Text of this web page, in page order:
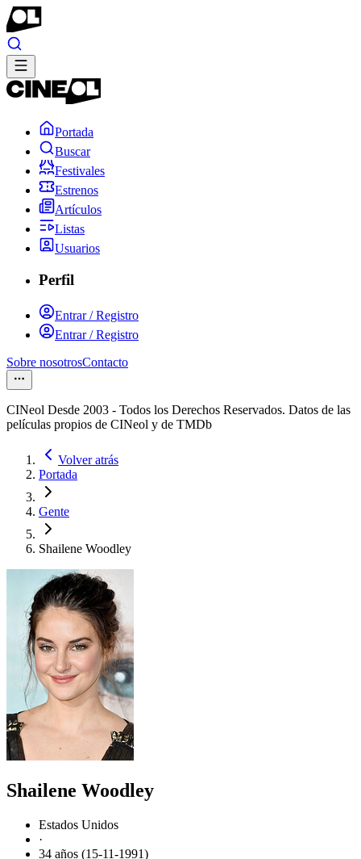
Portada
Buscar
Festivales
Estrenos
Artículos
Listas
Usuarios
Perfil
Entrar / Registro
Entrar / Registro
Sobre nosotrosContacto
CINeol Desde 2003 - Todos los Derechos Reservados. Datos de las
películas propios de CINeol y de TMDb
Volver atrás
Portada
Gente
Shailene Woodley
Shailene Woodley
Estados Unidos
·
34 años (15-11-1991)